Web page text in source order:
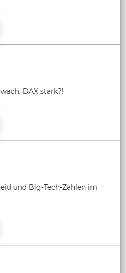
DAX stark?!
und Big-Tech-Zahlen im